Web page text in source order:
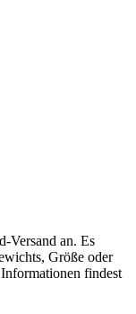
Versand an. Es
Größe oder
findest